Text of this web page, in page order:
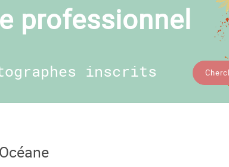
professionnel
inscrits
Océane